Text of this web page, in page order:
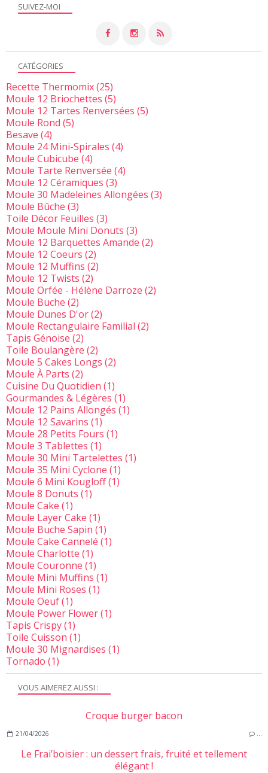
SUIVEZ-MOI
VOUS AIMEREZ AUSSI :
Croque burger bacon
21/04/2026
Le Frai’boisier : un dessert frais, fruité et tellement
élégant !
CATÉGORIES
Recette Thermomix(25)
Moule 12 Briochettes (5)
Moule 12 Tartes Renversées (5)
Moule Rond (5)
Besave (4)
Moule 24 Mini-Spirales (4)
Moule Cubicube (4)
Moule Tarte Renversée (4)
Moule 12 Céramiques (3)
Moule 30 Madeleines Allongées (3)
Moule Bûche (3)
Toile Décor Feuilles (3)
Moule Moule Mini Donuts (3)
Moule 12 Barquettes Amande (2)
Moule 12 Coeurs (2)
Moule 12 Muffins (2)
Moule 12 Twists (2)
Moule Orfée - Hélène Darroze (2)
Moule Buche (2)
Moule Dunes D'or(2)
Moule Rectangulaire Familial (2)
Tapis Génoise (2)
Toile Boulangère (2)
Moule 5 Cakes Longs (2)
Moule À Parts (2)
Cuisine Du Quotidien (1)
Gourmandes & Légères (1)
Moule 12 Pains Allongés (1)
Moule 12 Savarins (1)
Moule 28 Petits Fours (1)
Moule 3 Tablettes (1)
Moule 30 Mini Tartelettes (1)
Moule 35 Mini Cyclone (1)
Moule 6 Mini Kougloff(1)
Moule 8 Donuts (1)
Moule Cake (1)
Moule Layer Cake (1)
Moule Buche Sapin (1)
Moule Cake Cannelé (1)
Moule Charlotte (1)
Moule Couronne (1)
Moule Mini Muffins (1)
Moule Mini Roses (1)
Moule Oeuf(1)
Moule Power Flower(1)
Tapis Crispy(1)
Toile Cuisson (1)
Moule 30 Mignardises (1)
Tornado (1)